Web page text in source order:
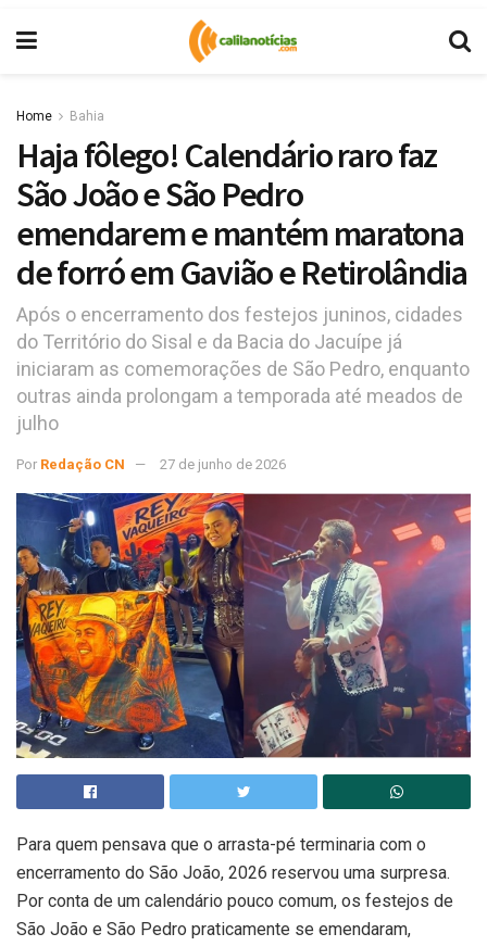
Home Bahia
Haja fôlego! Calendário raro faz
São João e São Pedro
emendarem e mantém maratona
de forró em Gavião e Retirolândia
Após o encerramento dos festejos juninos, cidades
do Território do Sisal e da Bacia do Jacuípe já
iniciaram as comemorações de São Pedro, enquanto
outras ainda prolongam a temporada até meados de
julho
Por Redação CN 27 de junho de 2026
Para quem pensava que o arrasta-pé terminaria com o
encerramento do São João, 2026 reservou uma surpresa.
Por conta de um calendário pouco comum, os festejos de
São João e São Pedro praticamente se emendaram,